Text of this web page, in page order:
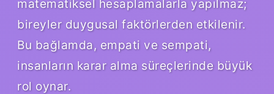
matematiksel hesaplamalarla yapılmaz;
bireyler duygusal faktörlerden etkilenir.
Bu bağlamda, empati ve sempati,
insanların karar alma süreçlerinde büyük
rol oynar.